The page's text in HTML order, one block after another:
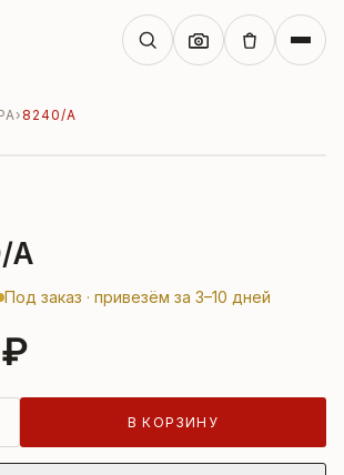
› 8240/A
A
Под заказ · привезём за 3–10 дней
В КОРЗИНУ